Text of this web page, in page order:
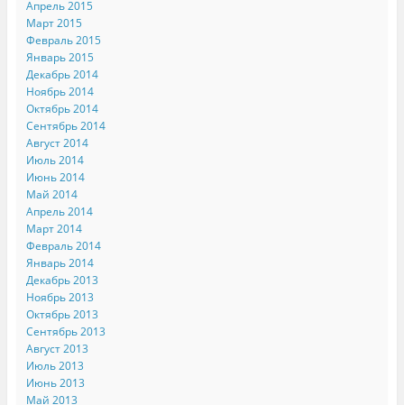
е
Апрель 2015
Март 2015
Февраль 2015
Январь 2015
Декабрь 2014
Ноябрь 2014
Октябрь 2014
Сентябрь 2014
Август 2014
Июль 2014
Июнь 2014
Май 2014
Апрель 2014
Март 2014
Февраль 2014
Январь 2014
Декабрь 2013
Ноябрь 2013
Октябрь 2013
Сентябрь 2013
Август 2013
Июль 2013
Июнь 2013
Май 2013